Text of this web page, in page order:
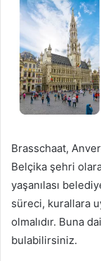
Brasschaat,
Belçika şehri
yaşanılası
süreci, kurallara
olmalıdır. Buna
bulabilirsiniz.